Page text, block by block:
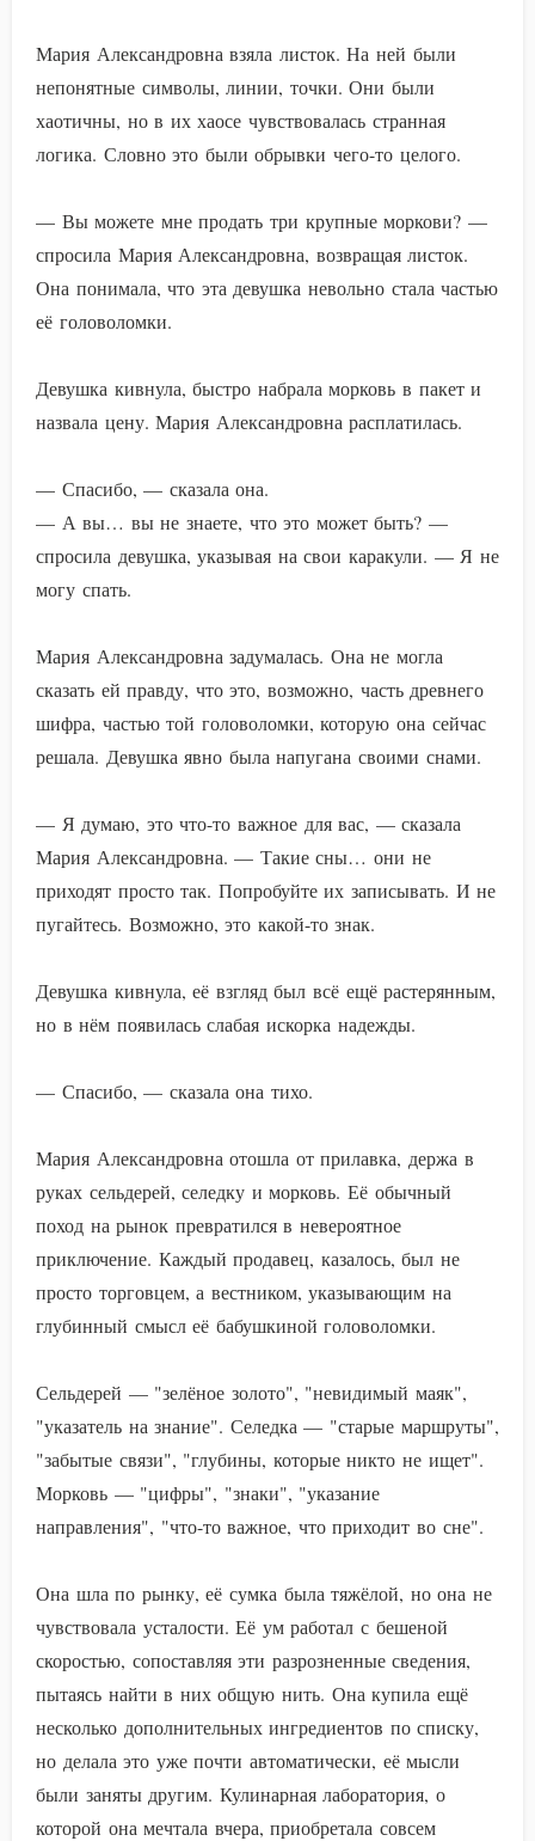
Мария Александровна взяла листок. На ней были
непонятные символы, линии, точки. Они были
хаотичны, но в их хаосе чувствовалась странная
логика. Словно это были обрывки чего-то целого.
— Вы можете мне продать три крупные моркови? —
спросила Мария Александровна, возвращая листок.
Она понимала, что эта девушка невольно стала частью
её головоломки.
Девушка кивнула, быстро набрала морковь в пакет и
назвала цену. Мария Александровна расплатилась.
— Спасибо, — сказала она.
— А вы… вы не знаете, что это может быть? —
спросила девушка, указывая на свои каракули. — Я не
могу спать.
Мария Александровна задумалась. Она не могла
сказать ей правду, что это, возможно, часть древнего
шифра, частью той головоломки, которую она сейчас
решала. Девушка явно была напугана своими снами.
— Я думаю, это что-то важное для вас, — сказала
Мария Александровна. — Такие сны… они не
приходят просто так. Попробуйте их записывать. И не
пугайтесь. Возможно, это какой-то знак.
Девушка кивнула, её взгляд был всё ещё растерянным,
но в нём появилась слабая искорка надежды.
— Спасибо, — сказала она тихо.
Мария Александровна отошла от прилавка, держа в
руках сельдерей, селедку и морковь. Её обычный
поход на рынок превратился в невероятное
приключение. Каждый продавец, казалось, был не
просто торговцем, а вестником, указывающим на
глубинный смысл её бабушкиной головоломки.
Сельдерей — "зелёное золото", "невидимый маяк",
"указатель на знание". Селедка — "старые маршруты",
"забытые связи", "глубины, которые никто не ищет".
Морковь — "цифры", "знаки", "указание
направления", "что-то важное, что приходит во сне".
Она шла по рынку, её сумка была тяжёлой, но она не
чувствовала усталости. Её ум работал с бешеной
скоростью, сопоставляя эти разрозненные сведения,
пытаясь найти в них общую нить. Она купила ещё
несколько дополнительных ингредиентов по списку,
но делала это уже почти автоматически, её мысли
были заняты другим. Кулинарная лаборатория, о
которой она мечтала вчера, приобретала совсем